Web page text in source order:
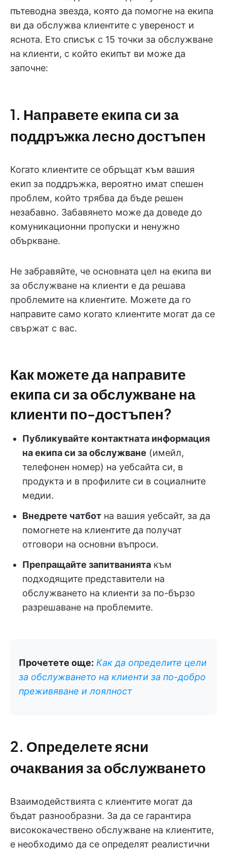
пътеводна звезда, която да помогне на екипа
ви да обслужва клиентите с увереност и
яснота. Ето списък с 15 точки за обслужване
на клиенти, с който екипът ви може да
започне:
1. Направете екипа си за
поддръжка лесно достъпен
Когато клиентите се обръщат към вашия
екип за поддръжка, вероятно имат спешен
проблем, който трябва да бъде решен
незабавно. Забавянето може да доведе до
комуникационни пропуски и ненужно
объркване.
Не забравяйте, че основната цел на екипа ви
за обслужване на клиенти е да решава
проблемите на клиентите. Можете да го
направите само когато клиентите могат да се
свържат с вас.
Как можете да направите
екипа си за обслужване на
клиенти по-достъпен?
Публикувайте контактната информация
на екипа си за обслужване (имейл,
телефонен номер) на уебсайта си, в
продукта и в профилите си в социалните
медии.
Внедрете чатбот на вашия уебсайт, за да
помогнете на клиентите да получат
отговори на основни въпроси.
Препращайте запитванията към
подходящите представители на
обслужването на клиенти за по-бързо
разрешаване на проблемите.
Прочетете още: Как да определите цели
за обслужването на клиенти за по-добро
преживяване и лоялност
2. Определете ясни
очаквания за обслужването
Взаимодействията с клиентите могат да
бъдат разнообразни. За да се гарантира
висококачествено обслужване на клиентите,
е необходимо да се определят реалистични